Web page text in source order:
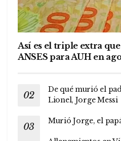
Así es el triple extra
ANSES para AUH en
De qué murió el
Lionel, Jorge Messi
Murió Jorge, el